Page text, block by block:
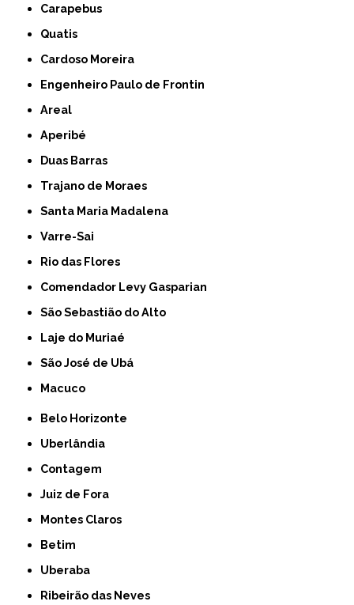
Carapebus
Quatis
Cardoso Moreira
Engenheiro Paulo de Frontin
Areal
Aperibé
Duas Barras
Trajano de Moraes
Santa Maria Madalena
Varre-Sai
Rio das Flores
Comendador Levy Gasparian
São Sebastião do Alto
Laje do Muriaé
São José de Ubá
Macuco
Belo Horizonte
Uberlândia
Contagem
Juiz de Fora
Montes Claros
Betim
Uberaba
Ribeirão das Neves